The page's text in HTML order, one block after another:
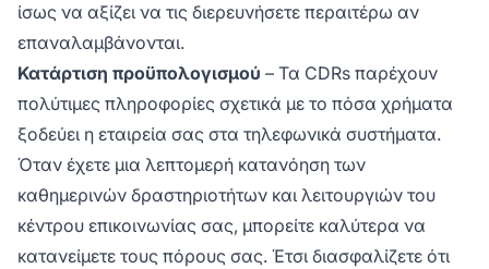
ίσως να αξίζει να τις διερευνήσετε περαιτέρω αν
επαναλαμβάνονται.
Κατάρτιση προϋπολογισμού – Τα CDRs παρέχουν
πολύτιμες πληροφορίες σχετικά με το πόσα χρήματα
ξοδεύει η εταιρεία σας στα τηλεφωνικά συστήματα.
Όταν έχετε μια λεπτομερή κατανόηση των
καθημερινών δραστηριοτήτων και λειτουργιών του
κέντρου επικοινωνίας σας, μπορείτε καλύτερα να
κατανείμετε τους πόρους σας. Έτσι διασφαλίζετε ότι